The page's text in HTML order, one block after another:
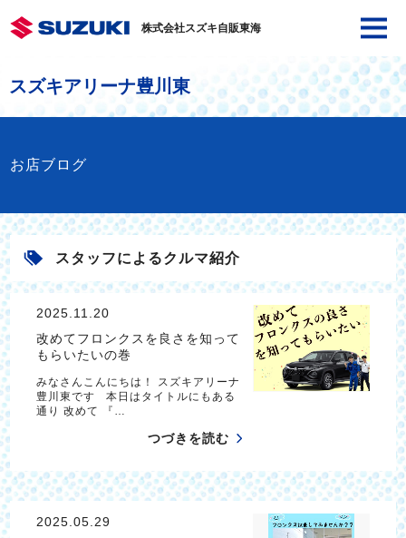
株式会社スズキ自販東海
スズキアリーナ豊川東
お店ブログ
スタッフによるクルマ紹介
2025.11.20
改めてフロンクスを良さを知って
もらいたいの巻
みなさんこんにちは！ スズキアリーナ
豊川東です 本日はタイトルにもある
通り 改めて 『…
つづきを読む
2025.05.29